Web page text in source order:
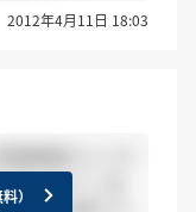
2012年4月11日 18:03
でした(^-^; ま
）